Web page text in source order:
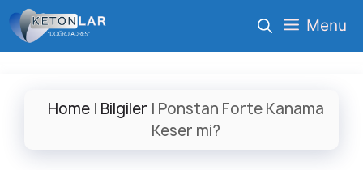
İçeriğe
atla
Menu
Home| Bilgiler | Ponstan Forte Kanama
Keser mi?